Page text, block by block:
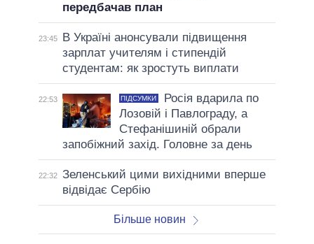
передбачав план
23:45
В Україні анонсували підвищення
зарплат учителям і стипендій
студентам: як зростуть виплати
22:53 ПІДСУМКИ
Росія вдарила по
Лозовій і Павлограду, а
Стефанішиній обрали
запобіжний захід. Головне за день
22:32 Зеленський цими вихідними вперше
відвідає Сербію
Більше новин